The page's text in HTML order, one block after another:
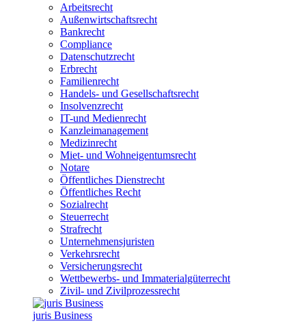
Arbeitsrecht
Außenwirtschaftsrecht
Bankrecht
Compliance
Datenschutzrecht
Erbrecht
Familienrecht
Handels- und Gesellschaftsrecht
Insolvenzrecht
IT-und Medienrecht
Kanzleimanagement
Medizinrecht
Miet- und Wohneigentumsrecht
Notare
Öffentliches Dienstrecht
Öffentliches Recht
Sozialrecht
Steuerrecht
Strafrecht
Unternehmensjuristen
Verkehrsrecht
Versicherungsrecht
Wettbewerbs- und Immaterialgüterrecht
Zivil- und Zivilprozessrecht
juris Business